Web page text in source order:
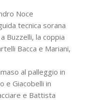
Noce
tecnica sorana
Buzzelli, la coppia
Bacca e Mariani,
al palleggio in
e Giacobelli in
e Battista